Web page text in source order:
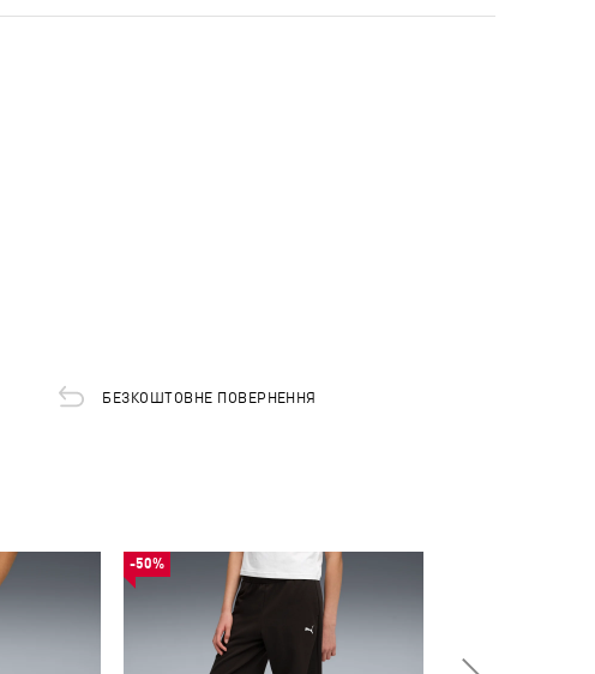
БЕЗКОШТОВНЕ ПОВЕРНЕННЯ
-50%